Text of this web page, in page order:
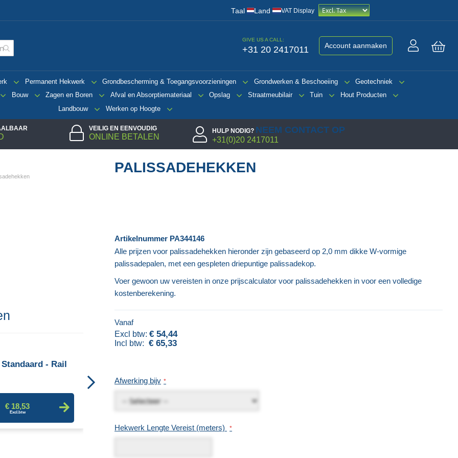
Taal/ Land VAT Display
GIVE US A CALL:
+31 20 2417011 Account aanmaken
Permanent Hekwerk Grondbescherming & Toegangsvoorzieningen Grondwerken & Beschoeiing
Geotechniek
Bouw Zagen en Boren Afval en Absorptiemateriaal Opslag Straatmeubilair Tuin
Hout Producten
Landbouw
Werken op Hoogte
VEILIG EN EENVOUDIG
ONLINE BETALEN
HULP NODIG? NEEM CONTACT OP
+31(0)20 2417011
PALISSADEHEKKEN
- Rail
€ 18,53 € 4,94
Artikelnummer PA344146
Alle prijzen voor palissadehekken hieronder zijn gebaseerd op 2,0 mm dikke W-vormige
palissadepalen, met een gespleten driepuntige palissadekop.
Voer gewoon uw vereisten in onze prijscalculator voor palissadehekken in voor een volledige
kostenberekening.
Vanaf
€ 54,44
€ 65,33
Afwerking bijv
Hekwerk Lengte Vereist (meters)